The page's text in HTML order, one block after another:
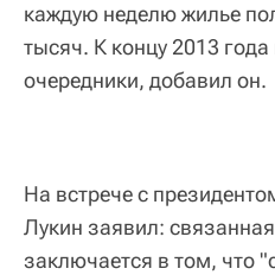
каждую неделю жилье
тысяч. К концу 2013
очередники, добавил он.
На встрече с
Лукин заявил:
заключается в том, что